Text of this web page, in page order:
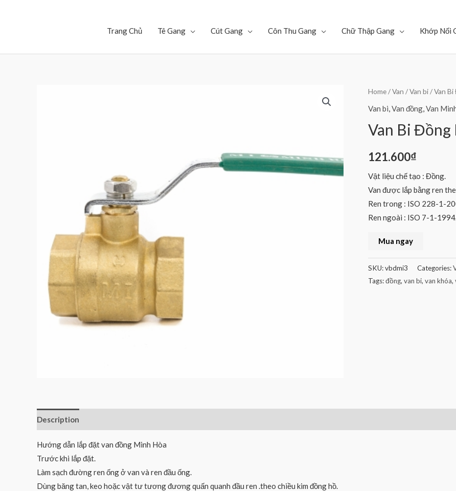
Trang Chủ Tê Gang Cút Gang Côn Thu Gang Chữ Thập Gang Khớp Nối
Home/Van /Van bi/ Van
Van bi,Van đồng,Van
Van Bi
121.600₫
Vật liệu chế tạo : Đồng.
Van được lắp bằng ren
Ren trong : ISO 228-1-
Ren ngoài : ISO 7-1-
Mua ngay
SKU:vbdmi3 Categories:
Tags:đồng, van bi, van khóa,
Description
Hướng dẫn lắp đặt van đồng Minh Hòa
Trước khi lắp đặt.
Làm sạch đường ren ống ở van và ren đầu ống.
Dùng băng tan, keo hoặc vật tư tương đương quấn quanh đầu ren .theo chiều kim đồng hồ.